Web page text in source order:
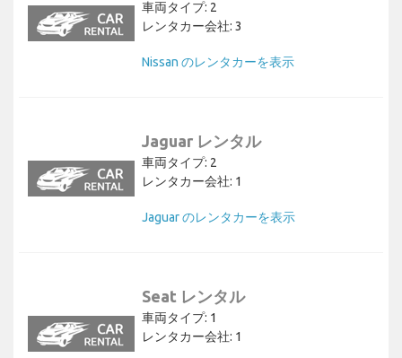
車両タイプ: 2
レンタカー会社: 3
Nissan のレンタカーを表示
Jaguar レンタル
車両タイプ: 2
レンタカー会社: 1
Jaguar のレンタカーを表示
Seat レンタル
車両タイプ: 1
レンタカー会社: 1